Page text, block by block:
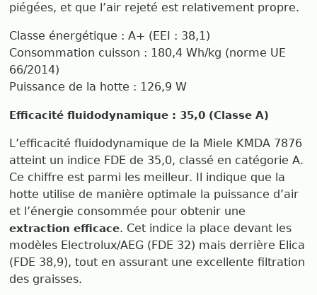
piégées, et que l’air rejeté est relativement propre.
Classe énergétique : A+ (EEI : 38,1)
Consommation cuisson : 180,4 Wh/kg (norme UE
66/2014)
Puissance de la hotte : 126,9 W
Efficacité fluidodynamique : 35,0 (Classe A)
L’efficacité fluidodynamique de la Miele KMDA 7876
atteint un indice FDE de 35,0, classé en catégorie A.
Ce chiffre est parmi les meilleur. Il indique que la
hotte utilise de manière optimale la puissance d’air
et l’énergie consommée pour obtenir une
extraction efficace. Cet indice la place devant les
modèles Electrolux/AEG (FDE 32) mais derrière Elica
(FDE 38,9), tout en assurant une excellente filtration
des graisses.